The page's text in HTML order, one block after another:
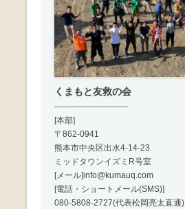
くまもと友救の会
---------------------------
[本部]
〒862-0941
熊本市中央区出水4-14-23
ミッドタウンイズミR号室
[メール]info@kumauq.com
[電話・ショートメール(SMS)]
080-5808-2727(代表松岡亮太直通)